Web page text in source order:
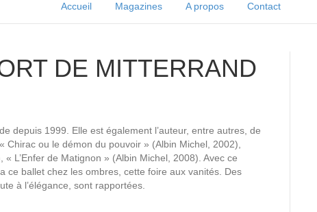
Accueil Magazines A propos Contact
DE MITTERRAND
depuis 1999. Elle est également l’auteur, entre autres, de
ou le démon du pouvoir » (Albin Michel, 2002),
L’Enfer de Matignon » (Albin Michel, 2008). Avec ce
ce ballet chez les ombres, cette foire aux vanités. Des
à l’élégance, sont rapportées.